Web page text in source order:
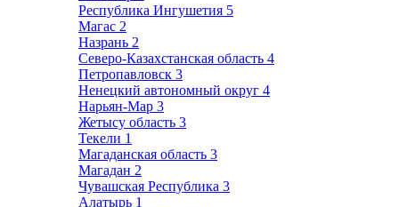
Республика Ингушетия 5
Магас 2
Назрань 2
Северо-Казахстанская область 4
Петропавловск 3
Ненецкий автономный округ 4
Нарьян-Мар 3
Жетысу область 3
Текели 1
Магаданская область 3
Магадан 2
Чувашская Республика 3
Алатырь 1